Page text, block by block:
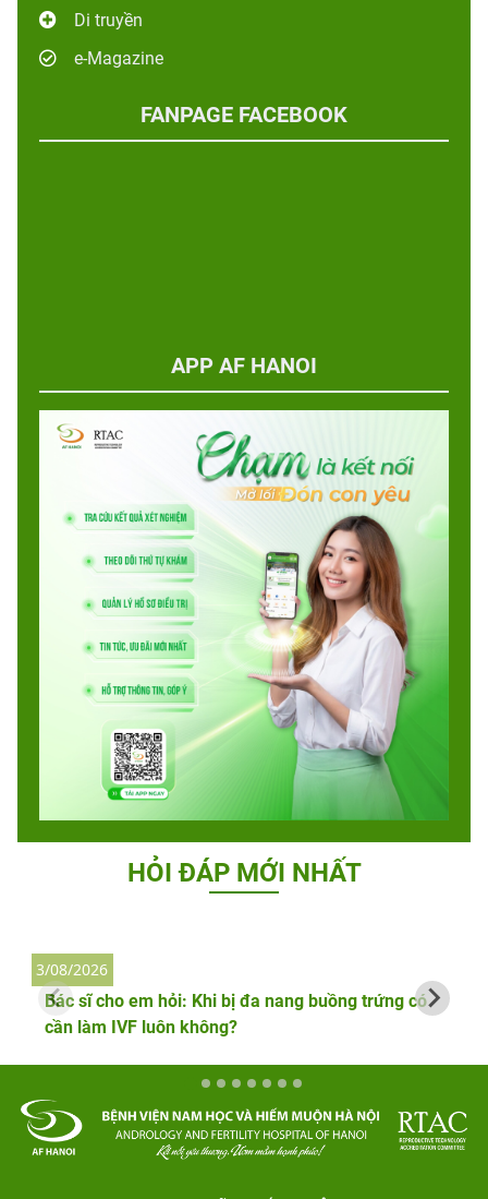
Di truyền
e-Magazine
FANPAGE FACEBOOK
APP AF HANOI
HỎI ĐÁP MỚI NHẤT
Bác sĩ cho em hỏi: Khi bị đa nang buồng trứng có
cần làm IVF luôn không?
3/08/2026